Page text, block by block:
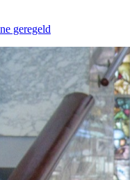
geregeld